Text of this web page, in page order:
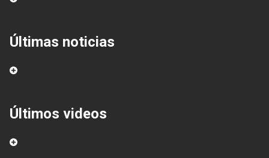
Últimas noticias
Últimos videos